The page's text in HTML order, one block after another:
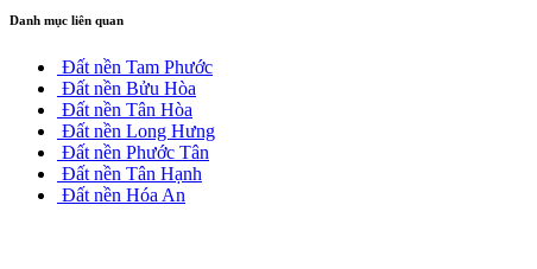
Danh mục liên quan
Đất nền Tam Phước
Đất nền Bửu Hòa
Đất nền Tân Hòa
Đất nền Long Hưng
Đất nền Phước Tân
Đất nền Tân Hạnh
Đất nền Hóa An